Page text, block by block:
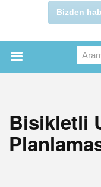
Bizden
Bisikletli